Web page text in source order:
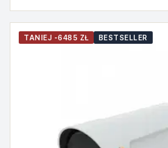
TANIEJ -6485 ZŁ BESTSELLER